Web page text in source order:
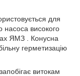
для
насоса високого
ЯМЗ . Конусна
герметизацію
витокам